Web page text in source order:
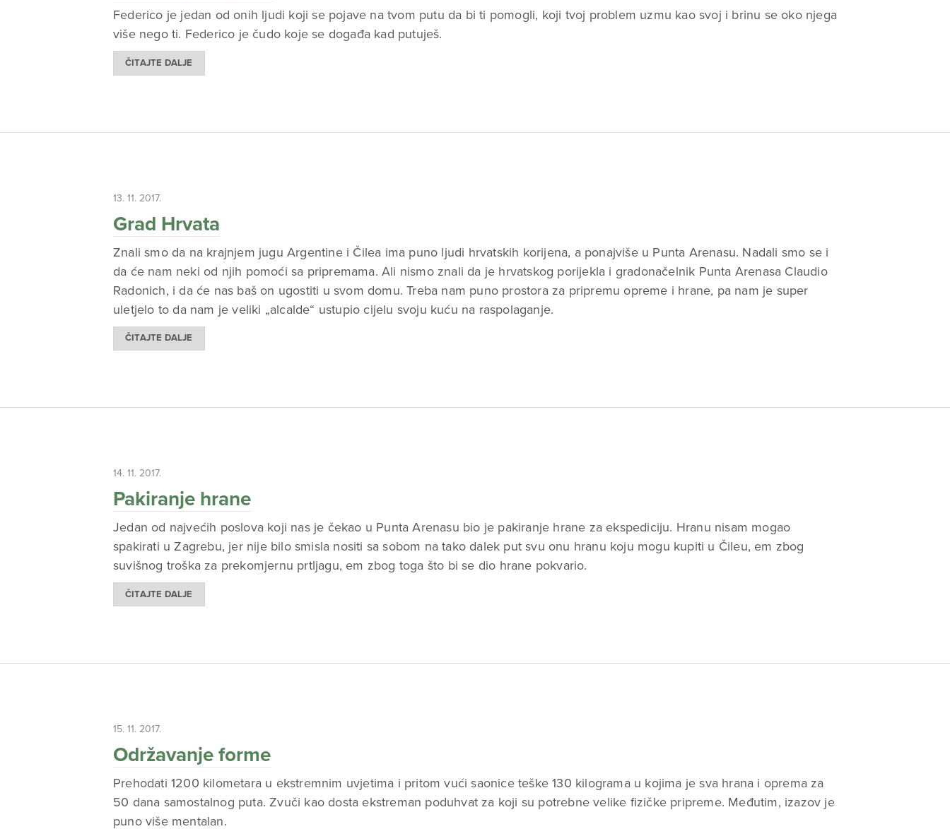
Federico je jedan od onih ljudi koji se pojave na tvom putu da bi ti pomogli, koji tvoj problem uzmu kao svoj i brinu se oko njega
više nego ti. Federico je čudo koje se događa kad putuješ.
ČITAJTE DALJE
13. 11. 2017.
Grad Hrvata
Znali smo da na krajnjem jugu Argentine i Čilea ima puno ljudi hrvatskih korijena, a ponajviše u Punta Arenasu. Nadali smo se i
da će nam neki od njih pomoći sa pripremama. Ali nismo znali da je hrvatskog porijekla i gradonačelnik Punta Arenasa Claudio
Radonich, i da će nas baš on ugostiti u svom domu. Treba nam puno prostora za pripremu opreme i hrane, pa nam je super
uletjelo to da nam je veliki „alcalde“ ustupio cijelu svoju kuću na raspolaganje.
ČITAJTE DALJE
14. 11. 2017.
Pakiranje hrane
Jedan od najvećih poslova koji nas je čekao u Punta Arenasu bio je pakiranje hrane za ekspediciju. Hranu nisam mogao
spakirati u Zagrebu, jer nije bilo smisla nositi sa sobom na tako dalek put svu onu hranu koju mogu kupiti u Čileu, em zbog
suvišnog troška za prekomjernu prtljagu, em zbog toga što bi se dio hrane pokvario.
ČITAJTE DALJE
15. 11. 2017.
Održavanje forme
Prehodati 1200 kilometara u ekstremnim uvjetima i pritom vući saonice teške 130 kilograma u kojima je sva hrana i oprema za
50 dana samostalnog puta. Zvuči kao dosta ekstreman poduhvat za koji su potrebne velike fizičke pripreme. Međutim, izazov je
puno više mentalan.